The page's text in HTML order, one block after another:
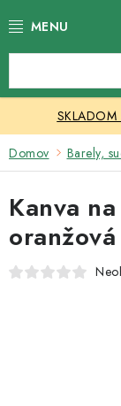
na
Skleníky
Nábytok
Chovateľské
Domov Barely,
Kanva
oranžová